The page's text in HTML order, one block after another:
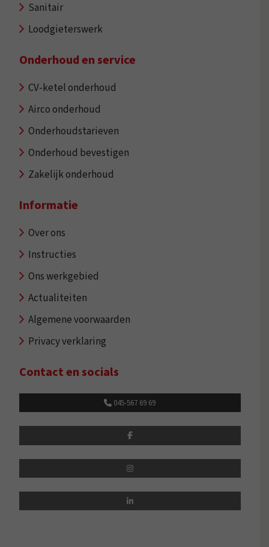
Sanitair
Loodgieterswerk
Onderhoud en service
CV-ketel onderhoud
Airco onderhoud
Onderhoudstarieven
Onderhoud bevestigen
Zakelijk onderhoud
Informatie
Over ons
Instructies
Ons werkgebied
Actualiteiten
Algemene voorwaarden
Privacy verklaring
Contact en socials
045-567 69 69